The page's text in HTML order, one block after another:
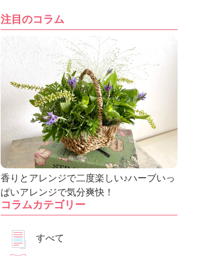
注目のコラム
香りとアレンジで二度楽しい♪ハーブいっ
ぱいアレンジで気分爽快！
コラムカテゴリー
すべて